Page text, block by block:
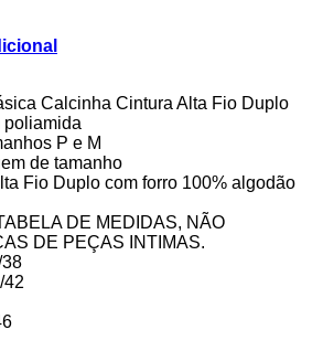
Calcinha Cintura Alta Fio Duplo
poliamida
P e M
de tamanho
Fio Duplo com forro 100% algodão
DE MEDIDAS, NÃO
DE PEÇAS INTIMAS.
42